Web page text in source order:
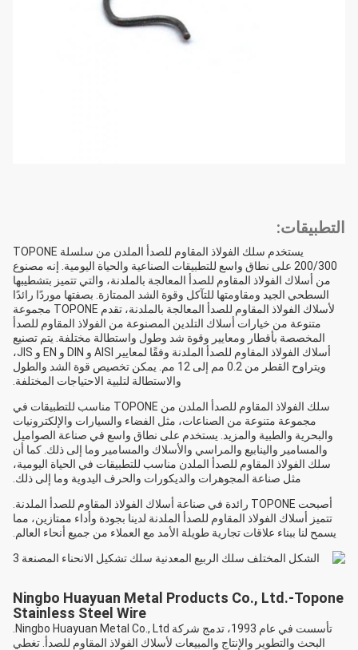
التطبيقات:
يستخدم سلك الفولاذ المقاوم للصدأ الملدن من سلسلة TOPONE
200/300 على نطاق واسع للتطبيقات الصناعية والحياة اليومية. إنه مصنوع
من أسلاك الفولاذ المقاوم للصدأ المعالجة بالملدنة، والتي تتميز بتشطيبها
السطحي الجيد ومقاومتها للتآكل وقوة الشد الممتازة. بصفتها موردًا رائدًا
لأسلاك الفولاذ المقاوم للصدأ المعالجة بالملدنة، تقدم TOPONE مجموعة
متنوعة من خيارات أسلاك التلدين المصنوعة من الفولاذ المقاوم للصدأ
المخصصة بأقطار ومعايير وقوة شد وطول واستطالة مختلفة. يتم تصنيع
أسلاك الفولاذ المقاوم للصدأ الملدنة وفقًا لمعايير AISI و DIN و EN و JIS،
ويتراوح القطر من 0.2 مم إلى 12 مم. يمكن تخصيص قوة الشد والطول
والاستطالة لتلبية الاحتياجات المختلفة.
سلك الفولاذ المقاوم للصدأ الملدن من TOPONE مناسب للتطبيقات في
مجموعة متنوعة من الصناعات، مثل الفضاء والسيارات والإلكترونيات
والبحرية والطبية والمزيد. يستخدم على نطاق واسع في صناعة الصواميل
والمسامير والينابيع والمراسي والأسلاك والمسامير وما إلى ذلك. كما أن
سلك الفولاذ المقاوم للصدأ الملدن مناسب للتطبيقات في الحياة اليومية،
مثل صناعة المجوهرات والديكورات والحرف اليدوية وما إلى ذلك.
أصبحت TOPONE رائدة في صناعة أسلاك الفولاذ المقاوم للصدأ الملدنة.
تتميز أسلاك الفولاذ المقاوم للصدأ الملدنة لدينا بجودة وأداء ممتازين، مما
يسمح لنا ببناء علاقات تجارية طويلة الأمد مع العملاء من جميع أنحاء العالم.
Ningbo Huayuan Metal Products Co., Ltd.-Topone
Stainless Steel Wire
البحث والتطوير والإنتاج والمبيعات لأسلاك الفولاذ المقاوم للصدأ. تغطي